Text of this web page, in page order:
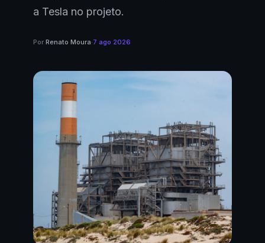
a Tesla no projeto.
Por Renato Moura·7 ago 2026